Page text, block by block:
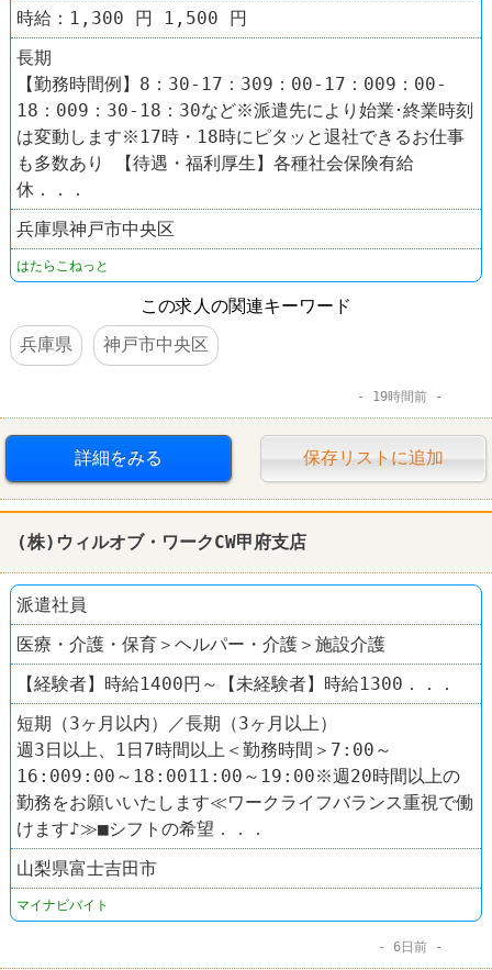
時給：1,300 円 1,500 円
長期
【勤務時間例】8：30-17：309：00-17：009：00-
18：009：30-18：30など※派遣先により始業･終業時刻
は変動します※17時・18時にピタッと退社できるお仕事
も多数あり 【待遇・福利厚生】各種社会保険有給
休．．．
兵庫県神戸市中央区
はたらこねっと
この求人の関連キーワード
兵庫県
神戸市中央区
19時間前
詳細をみる 保存リストに追加
(株)ウィルオブ・ワークCW甲府支店
派遣社員
医療・介護・保育＞ヘルパー・介護＞施設介護
【経験者】時給1400円～【未経験者】時給1300．．．
短期（3ヶ月以内）／長期（3ヶ月以上）
週3日以上、1日7時間以上＜勤務時間＞7:00～
16:009:00～18:0011:00～19:00※週20時間以上の
勤務をお願いいたします≪ワークライフバランス重視で働
けます♪≫■シフトの希望．．．
山梨県富士吉田市
マイナビバイト
6日前